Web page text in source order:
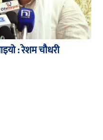
: रेशम चौधरी